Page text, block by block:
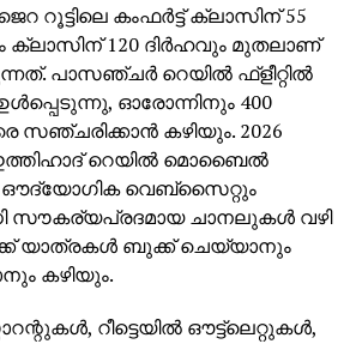
കംഫര്‍ട്ട് ക്ലാസിന് 55
ക്ലാസിന് 120 ദിര്‍ഹവും മുതലാണ്
പാസഞ്ചര്‍ റെയില്‍ ഫ്ളീറ്റില്‍
ഓരോന്നിനും 400
സഞ്ചരിക്കാന്‍ കഴിയും. 2026
റെയില്‍ മൊബൈല്‍
വെബ്‌സൈറ്റും
സൗകര്യപ്രദമായ ചാനലുകള്‍ വഴി
യാത്രകള്‍ ബുക്ക് ചെയ്യാനും
കഴിയും.
റീട്ടെയില്‍ ഔട്ട്‌ലെറ്റുകള്‍,